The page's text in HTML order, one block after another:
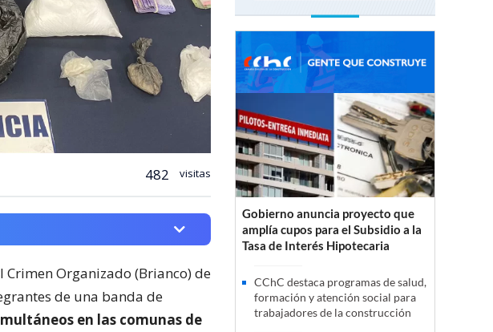
482 visitas
Organizado (Brianco) de
de una banda de
en las comunas de
Gobierno anuncia proyecto que
amplía cupos para el Subsidio a la
Tasa de Interés Hipotecaria
CChC destaca programas de salud,
formación y atención social para
trabajadores de la construcción